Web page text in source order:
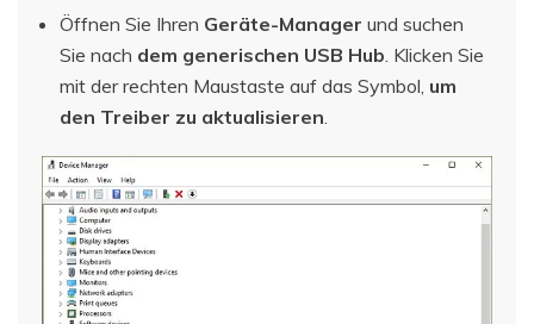
Öffnen Sie Ihren Geräte-Manager und suchen
Sie nach dem generischen USB Hub . Klicken Sie
mit der rechten Maustaste auf das Symbol, um
den Treiber zu aktualisieren